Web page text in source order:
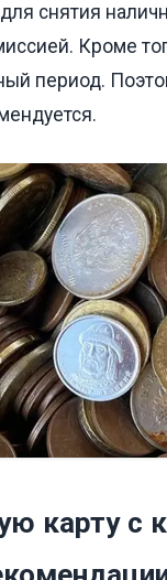
снятия
Кроме
период.
карту с